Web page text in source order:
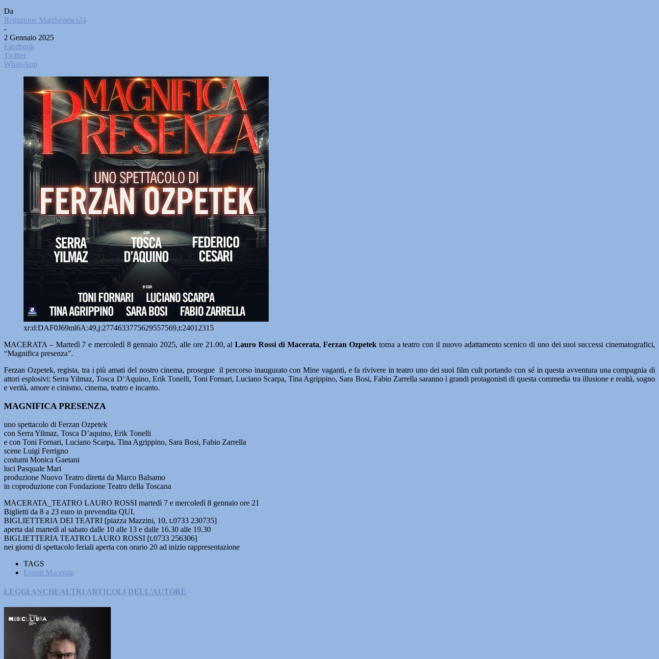
Da
Redazione Marchenews24
-
2 Gennaio 2025
Facebook
Twitter
WhatsApp
xr:d:DAF0J69ml6A:49,j:2774633775629557569,t:24012315
MACERATA – Martedì 7 e mercoledì 8 gennaio 2025, alle ore 21.00, alLauro Rossi di Macerata,Ferzan Ozpetek torna a teatro con il nuovo adattamento scenico di uno dei suoi successi cinematografici,
“Magnifica presenza”.
Ferzan Ozpetek, regista, tra i più amati del nostro cinema, prosegue il percorso inaugurato con Mine vaganti, e fa rivivere in teatro uno dei suoi film cult portando con sé in questa avventura una compagnia di
attori esplosivi: Serra Yilmaz, Tosca D’Aquino, Erik Tonelli, Toni Fornari, Luciano Scarpa, Tina Agrippino, Sara Bosi, Fabio Zarrella saranno i grandi protagonisti di questa commedia tra illusione e realtà, sogno
e verità, amore e cinismo, cinema, teatro e incanto.
MAGNIFICA PRESENZA
uno spettacolo di Ferzan Ozpetek
con Serra Yilmaz, Tosca D’aquino, Erik Tonelli
e con Toni Fornari, Luciano Scarpa, Tina Agrippino, Sara Bosi, Fabio Zarrella
scene Luigi Ferrigno
costumi Monica Gaetani
luci Pasquale Mari
produzione Nuovo Teatro diretta da Marco Balsamo
in coproduzione con Fondazione Teatro della Toscana
MACERATA_TEATRO LAURO ROSSI martedì 7 e mercoledì 8 gennaio ore 21
Biglietti da 8 a 23 euro in prevendita QUI.
BIGLIETTERIA DEI TEATRI [piazza Mazzini, 10, t.0733 230735]
aperta dal martedì al sabato dalle 10 alle 13 e dalle 16.30 alle 19.30
BIGLIETTERIA TEATRO LAURO ROSSI [t.0733 256306]
nei giorni di spettacolo feriali aperta con orario 20 ad inizio rappresentazione
TAGS
Eventi Macerata
LEGGI ANCHEALTRI ARTICOLI DELL'AUTORE